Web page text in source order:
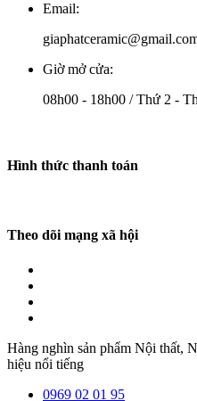
Email:
Giờ mở cửa:
08h00 - 18h00 / Thứ 2 -
Hình thức thanh toán
Theo dõi mạng xã hội
Hàng nghìn sản phẩm Nội thất,
hiệu nổi tiếng
0969 02 01 95